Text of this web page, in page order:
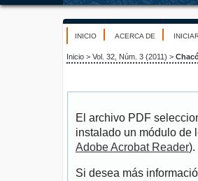
INICIO ACERCA DE
Inicio > Vol. 32, Núm. 3 (2011) >
El archivo PDF
instalado un módulo de
Adobe Acrobat Reader).
Si desea más